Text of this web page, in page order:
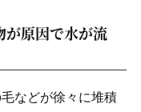
が原因で水が流
などが徐々に堆積